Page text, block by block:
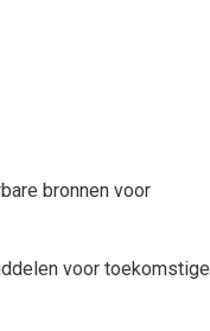
bronnen voor
voor toekomstige